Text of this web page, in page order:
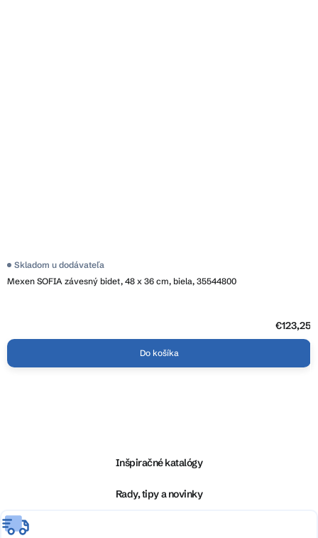
Mexen SOFIA závesný bidet, 48 x 36 cm, biela, 35544800
Skladom u dodávateľa
€123,25
Do košíka
e
Inšpiračné katalógy
Rady, tipy a novinky